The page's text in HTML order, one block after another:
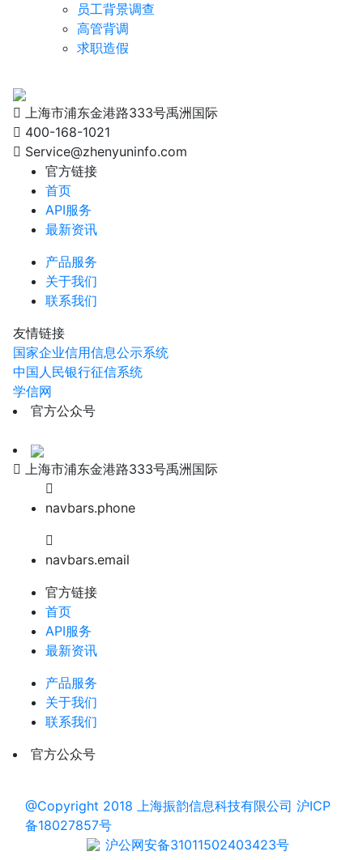
员工背景调查
高管背调
求职造假
上海市浦东金港路333号禹洲国际
400-168-1021
Service@zhenyuninfo.com
官方链接
首页
API服务
最新资讯
产品服务
关于我们
联系我们
友情链接
国家企业信用信息公示系统
中国人民银行征信系统
学信网
官方公众号
上海市浦东金港路333号禹洲国际
navbars.phone
navbars.email
官方链接
首页
API服务
最新资讯
产品服务
关于我们
联系我们
官方公众号
@Copyright 2018 上海振韵信息科技有限公司 沪ICP
备18027857号
沪公网安备31011502403423号